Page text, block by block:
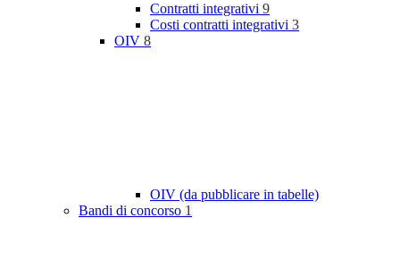
Contratti integrativi 9
Costi contratti integrativi 3
OIV 8
OIV (da pubblicare in tabelle)
Bandi di concorso 1